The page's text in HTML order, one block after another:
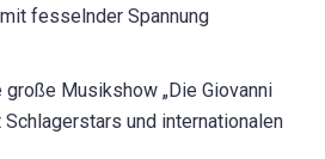
fesselnder Spannung
Musikshow „Die Giovanni
Schlagerstars und internationalen